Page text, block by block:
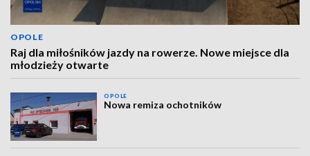
OPOLE
Raj dla miłośników jazdy na rowerze. Nowe miejsce dla
młodzieży otwarte
OPOLE
Nowa remiza ochotników